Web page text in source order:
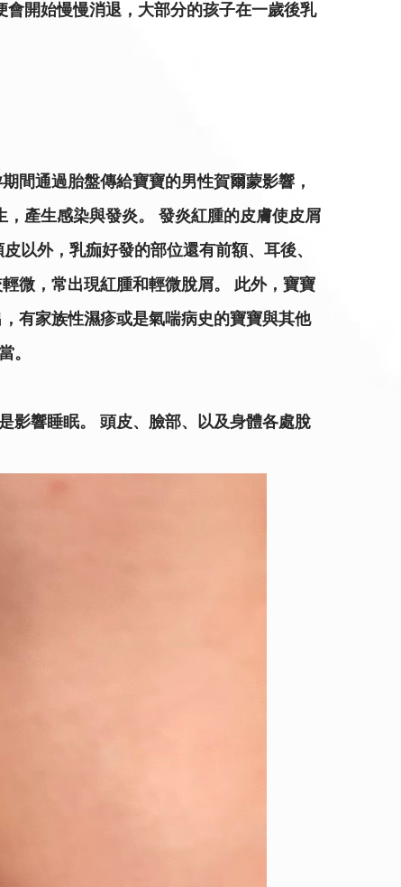
開始慢慢消退，大部分的孩子在一歲後乳
間通過胎盤傳給寶寶的男性賀爾蒙影響，
產生感染與發炎。 發炎紅腫的皮膚使皮屑
以外，乳痂好發的部位還有前額、耳後、
微，常出現紅腫和輕微脫屑。 此外，寶寶
有家族性濕疹或是氣喘病史的寶寶與其他
。
影響睡眠。 頭皮、臉部、以及身體各處脫